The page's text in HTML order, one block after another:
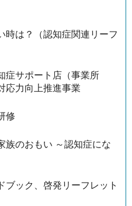
時は？（認知症関連リーフ
症サポート店（事業所
応力向上推進事業
修
族のおもい ～認知症にな
ブック、啓発リーフレット